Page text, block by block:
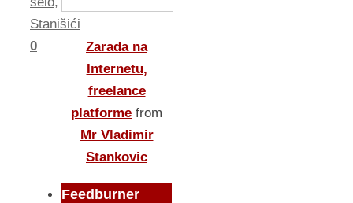
Stanišići
0
Zarada na
Internetu,
freelance
platforme from
Mr Vladimir
Stankovic
Feedburner